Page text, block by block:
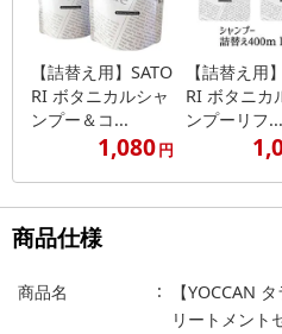
【詰替え用】SATO
RI ボタニカルシャ
ンプー＆コ...
1,080円
【詰替え用
RI ボタニカ
ンプーリフ...
商品仕様
商品名
【YOCCAN
リートメント